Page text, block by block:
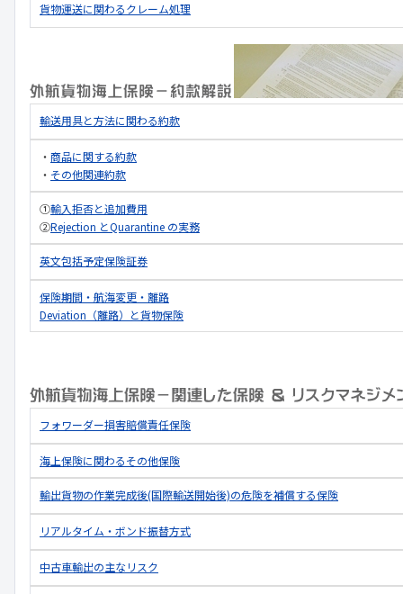
貨物運送に関わるクレーム処理
輸送用具と方法に関わる約款
・ 商品に関する約款
・ その他関連約款
①輸入拒否と追加費用
②Rejection とQuarantine の実務
英文包括予定保険証券
保険期間・航海変更・離路
Deviation（離路）と貨物保険
フォワーダー損害賠償責任保険
海上保険に関わるその他保険
輸出貨物の作業完成後(国際輸送開始後)の危険を補償する保険
リアルタイム・ボンド振替方式
中古車輸出の主なリスク